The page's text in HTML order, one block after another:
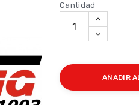
Cantidad
AÑADIR